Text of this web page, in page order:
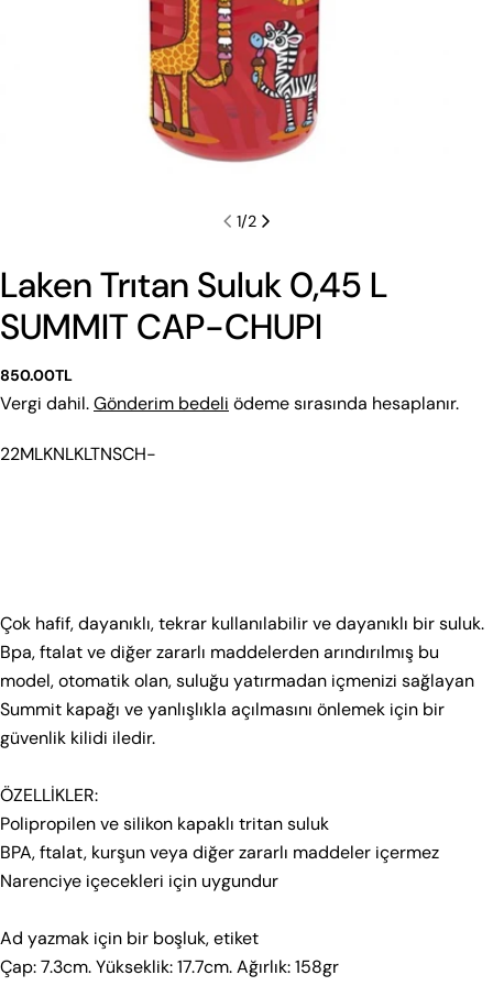
1/2
Laken Trıtan Suluk 0,45 L
SUMMIT CAP-CHUPI
Normal
fiyat
850.00TL
Vergi dahil.Gönderim bedeli ödeme sırasında hesaplanır.
Stok
22MLKNLKLTNSCH-
Çok hafif, dayanıklı, tekrar kullanılabilir ve dayanıklı bir suluk.
Bpa, ftalat ve diğer zararlı maddelerden arındırılmış bu
model, otomatik olan, suluğu yatırmadan içmenizi sağlayan
Summit kapağı ve yanlışlıkla açılmasını önlemek için bir
güvenlik kilidi iledir.
ÖZELLİKLER:
Polipropilen ve silikon kapaklı tritan suluk
BPA, ftalat, kurşun veya diğer zararlı maddeler içermez
Narenciye içecekleri için uygundur
Ad yazmak için bir boşluk, etiket
Çap: 7.3cm. Yükseklik: 17.7cm. Ağırlık: 158gr
Çorap
Bebek – Üretim Seti A (0–18 Ay)
1–2 Ay 60
2–4 Ay 65
6–9 Ay
12 Ay 80
Paylaş
Adınız
E-
posta